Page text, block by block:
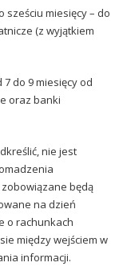
sześciu miesięcy – do
(z wyjątkiem
do 9 miesięcy od
oraz banki
nie jest
będą
na dzień
o rachunkach
między wejściem w
informacji.